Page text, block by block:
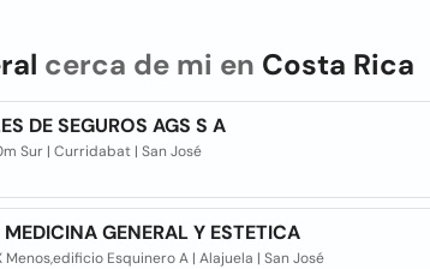
cerca de mi en Costa Rica
DE SEGUROS AGS S A
Sur | Curridabat | San José
GENERAL Y ESTETICA
Menos,edificio Esquinero A | Alajuela | San José